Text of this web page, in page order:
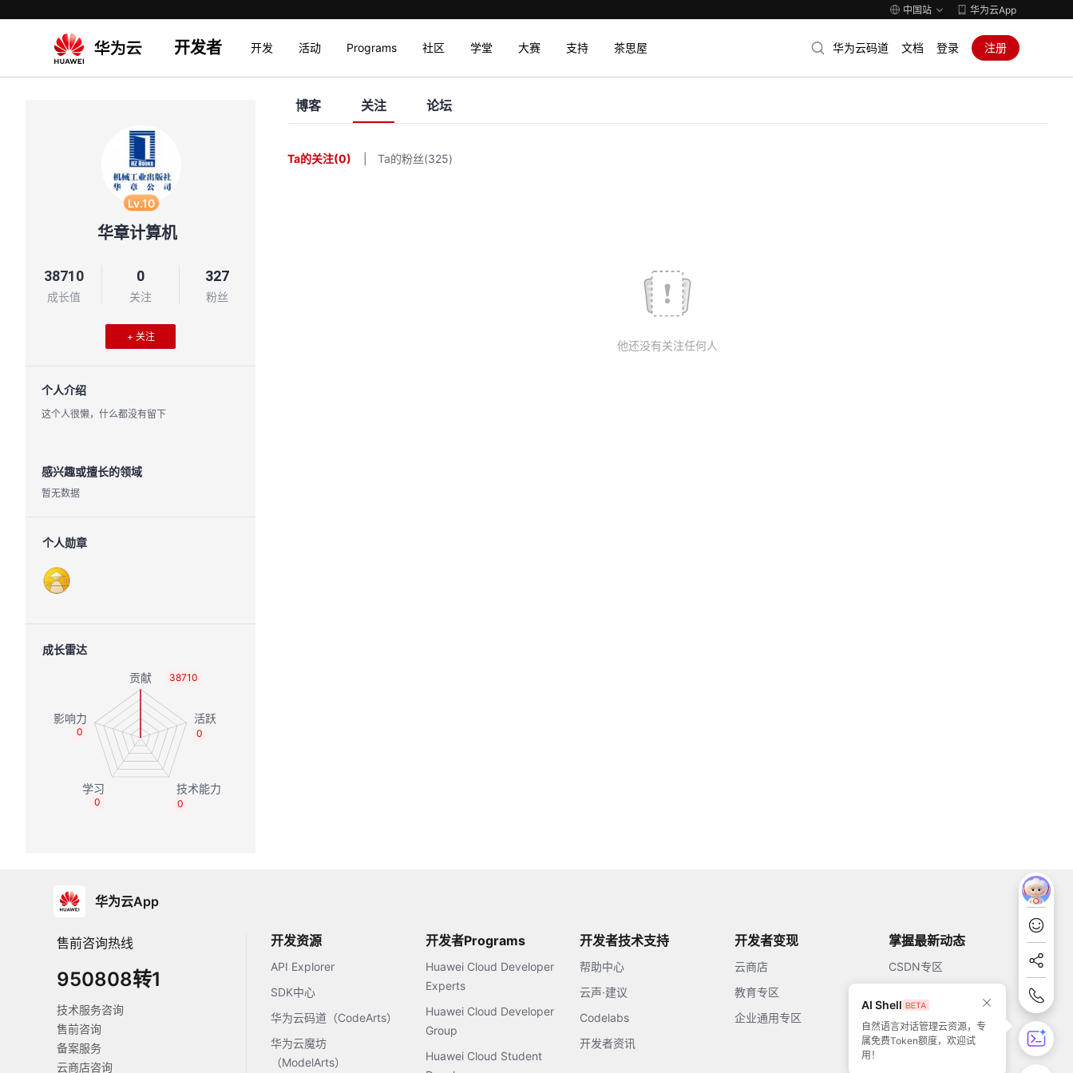
中国站 华为云App
开发者 开发 活动 Programs 社区 学堂 大赛 支持 茶思屋 华为云码道 文档 登录 注册
Lv.10
华章计算机
38710
成长值
0
关注
327
粉丝
+ 关注
个人介绍
这个人很懒，什么都没有留下
感兴趣或擅长的领域
暂无数据
个人勋章
成长雷达
38710
0
0
0
0
博客 关注 论坛
Ta的关注(0) Ta的粉丝(325)
他还没有关注任何人
华为云App
售前咨询热线
950808转1
技术服务咨询
售前咨询
备案服务
云商店咨询
开发资源
API Explorer
SDK中心
华为云码道（CodeArts）
华为云魔坊
（ModelArts）
开发者Programs
Huawei Cloud Developer
Experts
Huawei Cloud Developer
Group
Huawei Cloud Student
开发者技术支持
帮助中心
云声·建议
Codelabs
开发者资讯
开发者变现
云商店
教育专区
企业通用专区
掌握最新动态
CSDN专区
51CTO
AI Shell
自然语言对话管理云资源，专
属免费Token额度，欢迎试
用！